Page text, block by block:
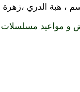
، هبة الدري
رمضان 2010 على